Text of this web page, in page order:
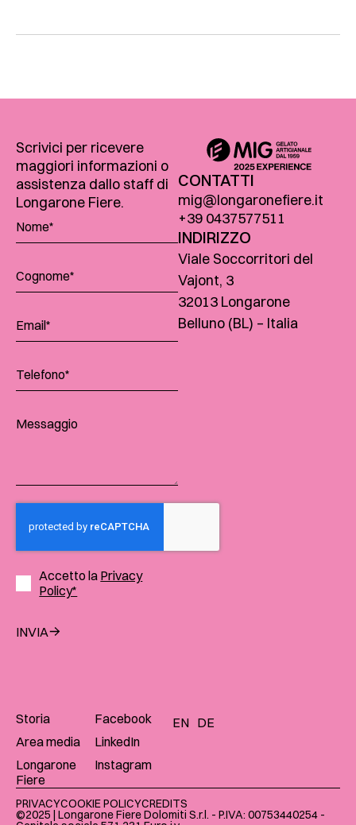
Scrivici per ricevere
maggiori informazioni o
assistenza dallo staff di
Longarone Fiere.
Accetto la Privacy
Policy*
INVIA
CONTATTI
mig@longaronefiere.it
+39 0437577511
INDIRIZZO
Viale Soccorritori del
Vajont, 3
32013 Longarone
Belluno (BL) – Italia
Storia
Area media
Longarone
Fiere
Facebook
LinkedIn
Instagram
EN DE
©2025 | Longarone Fiere Dolomiti S.r.l. - P.IVA: 00753440254 -
PRIVACYCOOKIE POLICYCREDITS